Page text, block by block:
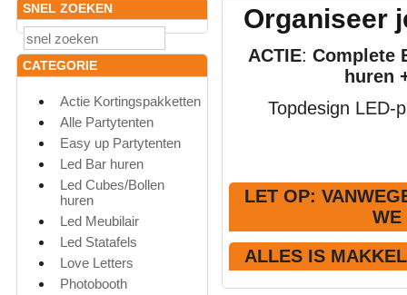
SNEL ZOEKEN
CATEGORIE
Actie Kortingspakketten
Alle Partytenten
Easy up Partytenten
Led Bar huren
Led Cubes/Bollen
huren
Led Meubilair
Led Statafels
Love Letters
Photobooth
Organiseer
ACTIE: Complete
huren
Topdesign LED-
LET OP:
ALLES IS